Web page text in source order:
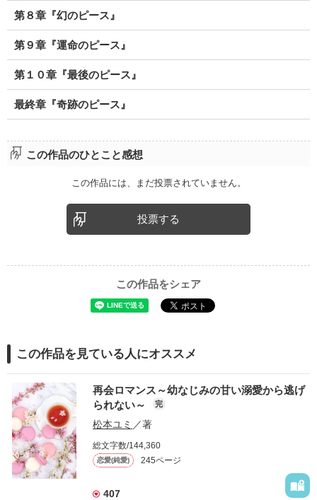
第８章『幻のピース』
第９章『運命のピース』
第１０章『最後のピース』
最終章『奇跡のピース』
この作品のひとこと感想
この作品には、まだ投票されていません。
投票する
この作品をシェア
この作品を見ている人にオススメ
再会ロマンス～幼なじみの甘い溺愛から逃げ
られない～
完
松本ユミ ／著
総文字数/144,360
恋愛(純愛) 245ページ
407